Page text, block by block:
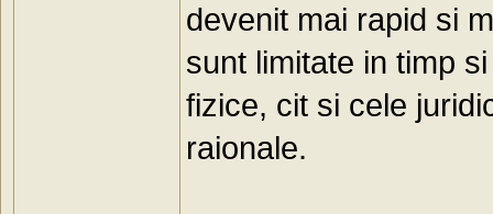
devenit mai rapid si
sunt limitate in timp
fizice, cit si cele
raionale.